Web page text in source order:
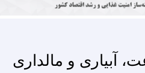
آبیاری و مالداری